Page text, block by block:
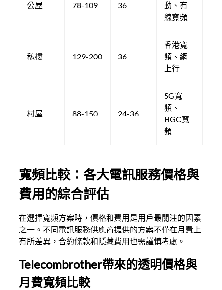
公屋 78-109 36
動、有
線寬頻
私樓 129-200 36
香港寬
頻、網
上行
村屋 88-150 24-36
5G寬
頻、
HGC寬
頻
寬頻比較：各大電訊服務價格與
費用的綜合評估
在選擇寬頻方案時，價格和費用是用戶最關注的因素
之一。不同電訊服務供應商提供的方案不僅在月費上
有所差異，合約條款和隱藏費用也需謹慎考慮。
Telecombrother帶來的透明價格與
月費寬頻比較